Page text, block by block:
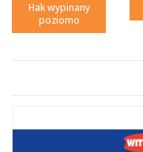
Hak wypinany
poziomo